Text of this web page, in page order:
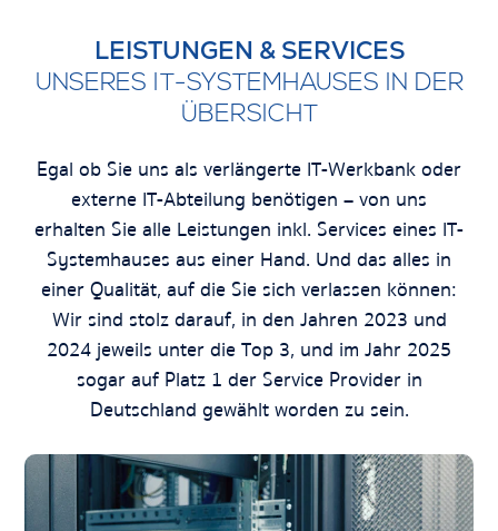
LEISTUNGEN & SERVICES
UNSERES IT-SYSTEMHAUSES IN DER
ÜBERSICHT
Egal ob Sie uns als verlängerte IT-Werkbank oder
externe IT-Abteilung benötigen – von uns
erhalten Sie alle Leistungen inkl. Services eines IT-
Systemhauses aus einer Hand. Und das alles in
einer Qualität, auf die Sie sich verlassen können:
Wir sind stolz darauf, in den Jahren 2023 und
2024 jeweils unter die Top 3, und im Jahr 2025
sogar auf Platz 1 der Service Provider in
Deutschland gewählt worden zu sein.